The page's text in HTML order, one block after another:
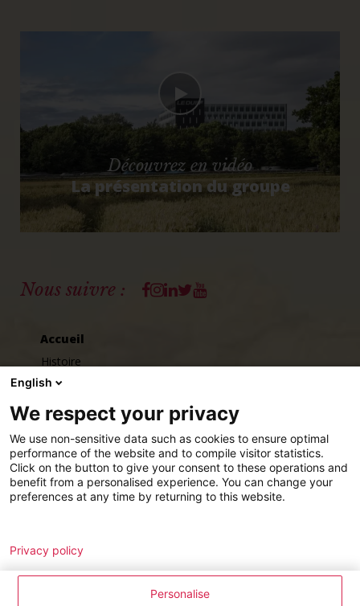
Découvrez en vidéo
La présentation du groupe
Nous suivre : Facebook
Instagram
Linkedin
Twitter
Youtube
Accueil
Histoire
Chiffres clés
Louis LE DUFF
Éditions GLD
Talents
Nous rejoindre
Actualités
English
We respect your privacy
We use non-sensitive data such as cookies to ensure optimal
performance of the website and to compile visitor statistics.
Click on the button to give your consent to these operations and
benefit from a personalised experience. You can change your
preferences at any time by returning to this website.
Personalise
Privacy policy